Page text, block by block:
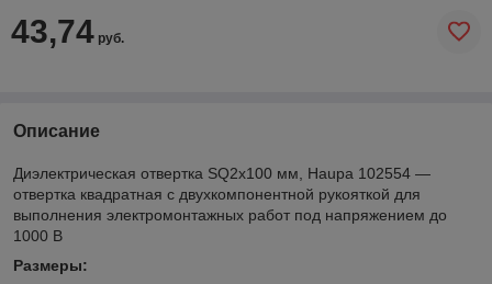
43,74 руб.
Описание
Диэлектрическая отвертка SQ2х100 мм, Haupa 102554 —
отвертка квадратная с двухкомпонентной рукояткой для
выполнения электромонтажных работ под напряжением до
1000 В
Размеры: